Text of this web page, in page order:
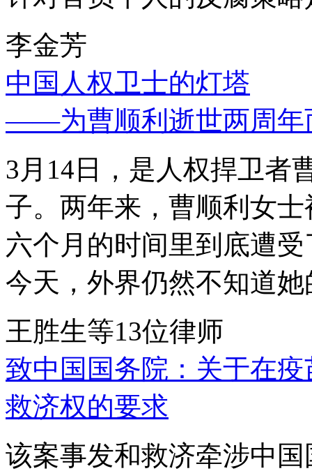
李金芳
中国人权卫士的灯塔
——为曹顺利逝世两周年
3月14日，是人权捍卫者
子。两年来，曹顺利女
六个月的时间里到底遭
今天，外界仍然不知道
王胜生等13位律师
致中国国务院：关于在
救济权的要求
该案事发和救济牵涉中